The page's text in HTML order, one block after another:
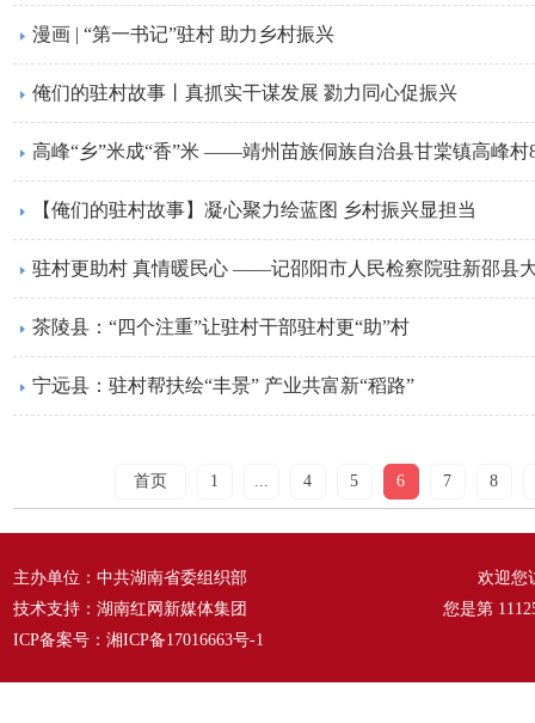
漫画 | “第一书记”驻村 助力乡村振兴
俺们的驻村故事丨真抓实干谋发展 勠力同心促振兴
高峰“乡”米成“香”米 ——靖州苗族侗族自治县甘棠镇高峰村
【俺们的驻村故事】凝心聚力绘蓝图 乡村振兴显担当
驻村更助村 真情暖民心 ——记邵阳市人民检察院驻新邵县
茶陵县：“四个注重”让驻村干部驻村更“助”村
宁远县：驻村帮扶绘“丰景” 产业共富新“稻路”
首页 1 ... 4 5 6 7 8
主办单位：中共湖南省委组织部
技术支持：湖南红网新媒体集团
ICP备案号： 湘ICP备17016663号-1
欢迎您
您是第